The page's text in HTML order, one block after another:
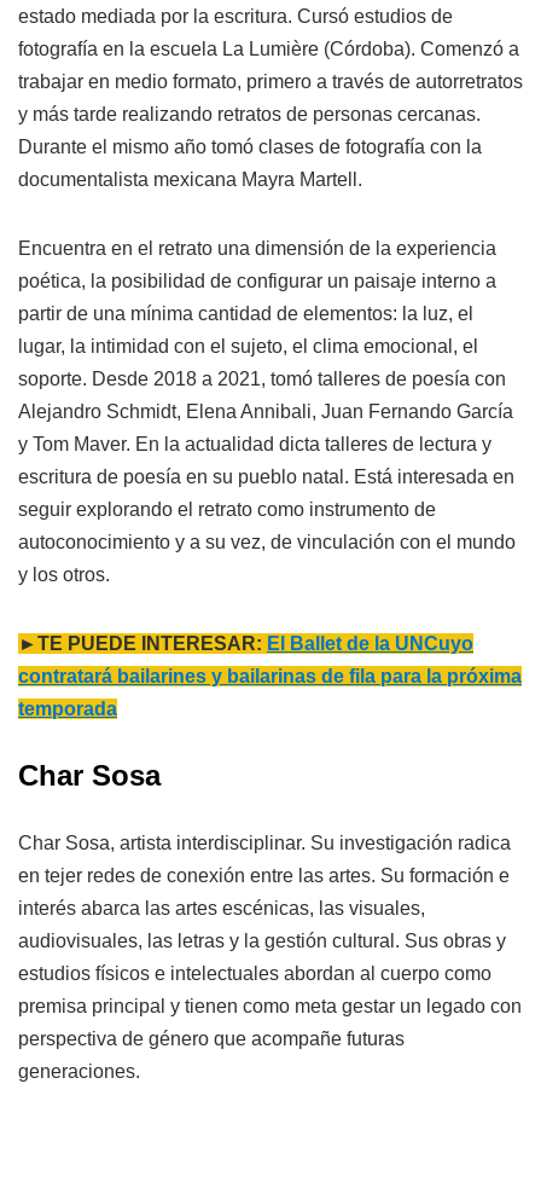
estado mediada por la escritura. Cursó estudios de
fotografía en la escuela La Lumière (Córdoba). Comenzó a
trabajar en medio formato, primero a través de autorretratos
y más tarde realizando retratos de personas cercanas.
Durante el mismo año tomó clases de fotografía con la
documentalista mexicana Mayra Martell.
Encuentra en el retrato una dimensión de la experiencia
poética, la posibilidad de configurar un paisaje interno a
partir de una mínima cantidad de elementos: la luz, el
lugar, la intimidad con el sujeto, el clima emocional, el
soporte. Desde 2018 a 2021, tomó talleres de poesía con
Alejandro Schmidt, Elena Annibali, Juan Fernando García
y Tom Maver. En la actualidad dicta talleres de lectura y
escritura de poesía en su pueblo natal. Está interesada en
seguir explorando el retrato como instrumento de
autoconocimiento y a su vez, de vinculación con el mundo
y los otros.
►TE PUEDE INTERESAR: El Ballet de la UNCuyo
contratará bailarines y bailarinas de fila para la próxima
temporada
Char Sosa
Char Sosa, artista interdisciplinar. Su investigación radica
en tejer redes de conexión entre las artes. Su formación e
interés abarca las artes escénicas, las visuales,
audiovisuales, las letras y la gestión cultural. Sus obras y
estudios físicos e intelectuales abordan al cuerpo como
premisa principal y tienen como meta gestar un legado con
perspectiva de género que acompañe futuras
generaciones.